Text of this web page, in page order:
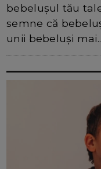
bebelușul tău
semne că
unii bebeluși